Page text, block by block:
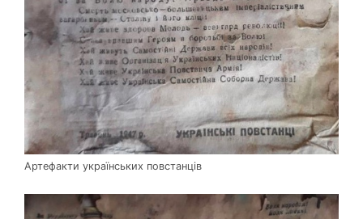
Артефакти українських повстанців